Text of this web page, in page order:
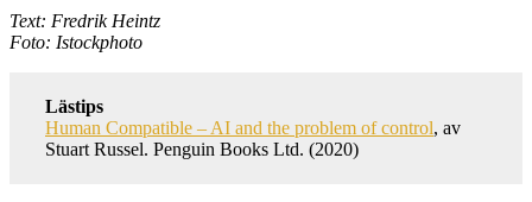
Text: Fredrik Heintz
Foto: Istockphoto
Lästips
Human Compatible – AI and the problem of control, av
Stuart Russel. Penguin Books Ltd. (2020)